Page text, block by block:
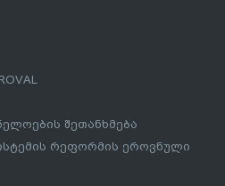
შეთანხმება
რეფორმის ეროვნული